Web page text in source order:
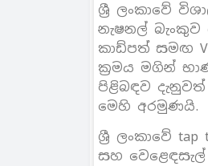
ශ්‍රී ලංකාවේ
නැෂනල් බැංකුව
කාඩ්පත් සමඟ
ක්‍රමය මගින්
පිළිබඳව
මෙහි අරමුණයි.
ශ්‍රී ලංකාවේ
සහ